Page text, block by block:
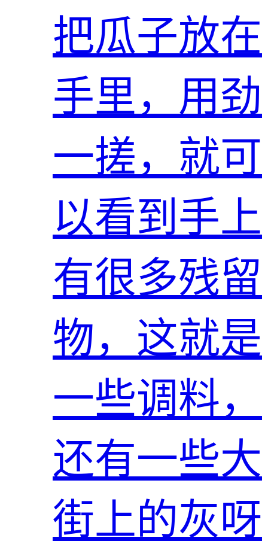
把瓜子放在
手里，用劲
一搓，就可
以看到手上
有很多残留
物，这就是
一些调料，
还有一些大
街上的灰呀